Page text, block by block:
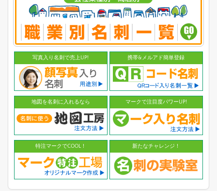
写真入り名刺で売上UP! 携帯&メルアド簡単登録
地図を名刺に入れるなら マークで注目度パワーUP!
特注マークでCOOL！ 新たなチャレンジ！